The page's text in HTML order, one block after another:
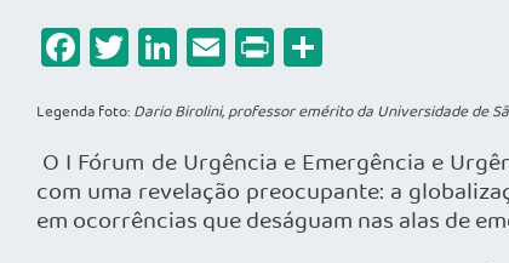
Facebook
Twitter
LinkedIn
Email
Print
Legenda foto:Dario Birolini, professor emérito da Universidade de
O I Fórum de Urgência e Emergência e
com uma revelação preocupante: a
em ocorrências que deságuam nas alas de